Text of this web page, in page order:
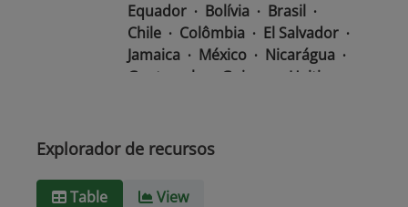
Equador
Bolívia
Brasil
Chile
Colômbia
El Salvador
Jamaica
México
Nicarágua
Guatemala
Guiana
Haiti
Paraguai
Peru
Tipo de
Mídia
Explorador de recursos
Table View